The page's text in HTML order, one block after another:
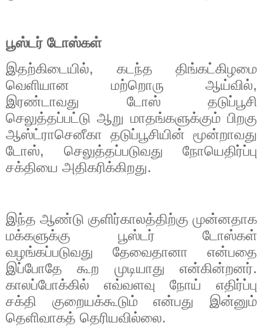
பூஸ்டர் டோஸ்கள்
இதற்கிடையில், கடந்த திங்கட்கிழமை
வெளியான மற்றொரு ஆய்வில்,
இரண்டாவது டோஸ் தடுப்பூசி
செலுத்தப்பட்டு ஆறு மாதங்களுக்கும் பிறகு
ஆஸ்ட்ராசெனீகா தடுப்பூசியின் மூன்றாவது
டோஸ், செலுத்தப்படுவது நோயெதிர்ப்பு
சக்தியை அதிகரிக்கிறது.
இந்த ஆண்டு குளிர்காலத்திற்கு முன்னதாக
மக்களுக்கு பூஸ்டர் டோஸ்கள்
வழங்கப்படுவது தேவைதானா என்பதை
இப்போதே கூற முடியாது என்கின்றனர்.
காலப்போக்கில் எவ்வளவு நோய் எதிர்ப்பு
சக்தி குறையக்கூடும் என்பது இன்னும்
தெளிவாகத் தெரியவில்லை.